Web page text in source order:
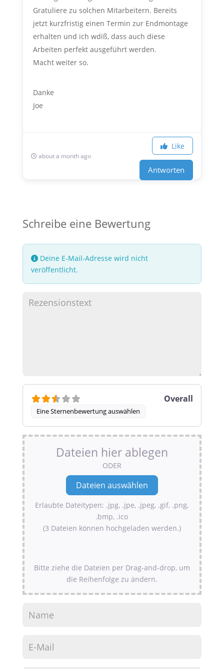
Gratuliere zu solchen Mitarbeitern. Bereits
jetzt kurzfristig einen Termin zur Endmontage
erhalten und ich wdiß, dass auch diese
Arbeiten perfekt ausgeführt werden.
Macht weiter so.
Danke
Joe
about a month ago
Like
Antworten
Schreibe eine Bewertung
Deine E-Mail-Adresse wird nicht
veröffentlicht.
Eine Sternenbewertung auswählen
Overall
Dateien hier ablegen
ODER
Erlaubte Dateitypen: .jpg, .jpe, .jpeg, .gif, .png,
.bmp, .ico
(3 Dateien können hochgeladen werden.)
Bitte ziehe die Dateien per Drag-and-drop, um
die Reihenfolge zu ändern.